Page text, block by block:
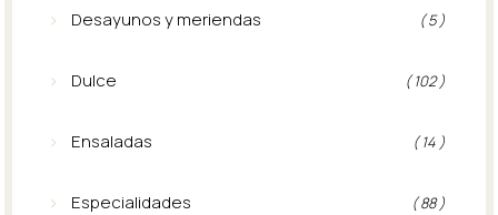
Desayunos y meriendas ( 5 )
Dulce ( 102 )
Ensaladas ( 14 )
Especialidades ( 88 )